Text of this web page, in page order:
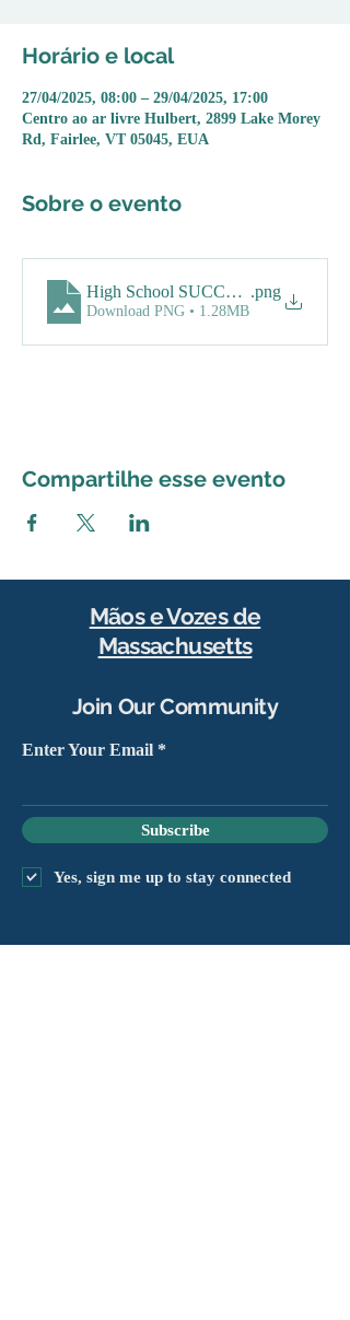
Horário e local
27/04/2025, 08:00 – 29/04/2025, 17:00
Centro ao ar livre Hulbert, 2899 Lake Morey
Rd, Fairlee, VT 05045, EUA
Sobre o evento
High School SUCCESS HORIZON
.png
Download PNG • 1.28MB
Compartilhe esse evento
Mãos e Vozes de
Massachusetts
Join Our Community
Enter Your Email
Subscribe
Yes, sign me up to stay connected